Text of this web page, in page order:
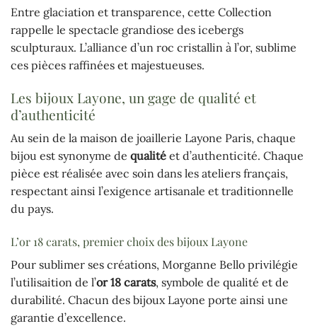
Entre glaciation et transparence, cette Collection
rappelle le spectacle grandiose des icebergs
sculpturaux. L’alliance d’un roc cristallin à l’or, sublime
ces pièces raffinées et majestueuses.
Les bijoux Layone, un gage de qualité et
d’authenticité
Au sein de la maison de joaillerie Layone Paris, chaque
bijou est synonyme de qualité et d’authenticité. Chaque
pièce est réalisée avec soin dans les ateliers français,
respectant ainsi l’exigence artisanale et traditionnelle
du pays.
L’or 18 carats, premier choix des bijoux Layone
Pour sublimer ses créations, Morganne Bello privilégie
l’utilisaition de l’or 18 carats, symbole de qualité et de
durabilité. Chacun des bijoux Layone porte ainsi une
garantie d’excellence.